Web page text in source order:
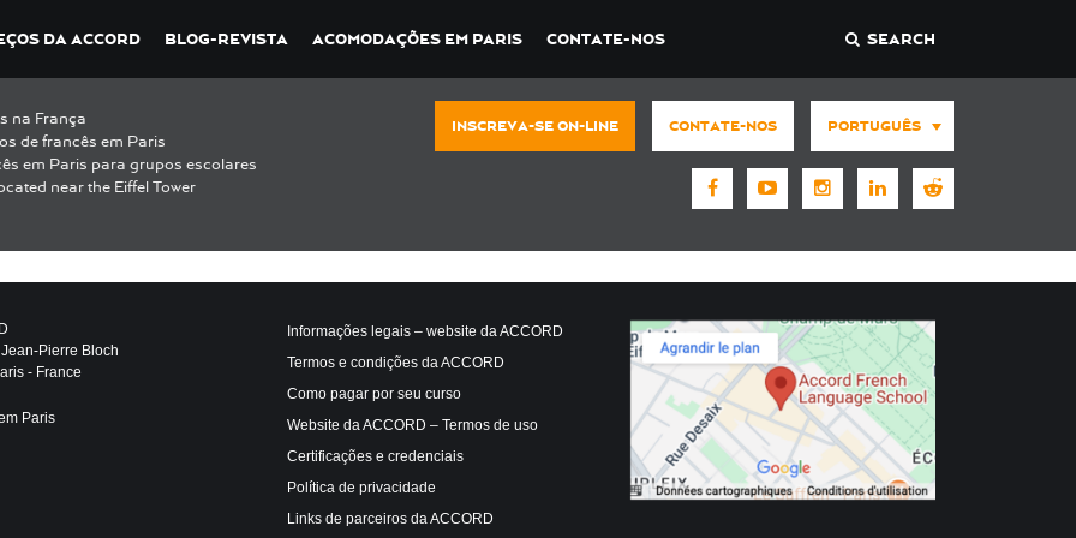
DA ACCORD BLOG-REVISTA ACOMODAÇÕES EM PARIS CONTATE-NOS SEARCH
na França
de francês em Paris
em Paris para grupos escolares
near the Eiffel Tower
INSCREVA-SE ON-LINE CONTATE-NOS PORTUGUÊS
768×414
Pierre Bloch
- France
Paris
Informações legais – website da ACCORD
Termos e condições da ACCORD
Como pagar por seu curso
Website da ACCORD – Termos de uso
Certificações e credenciais
Política de privacidade
Links de parceiros da ACCORD